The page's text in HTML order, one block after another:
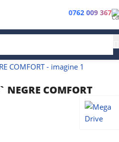
0762 009 367
NEGRE COMFORT